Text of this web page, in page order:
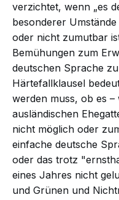
verzichtet, wenn „es
besonderer
oder nicht zumutbar
Bemühungen zum
deutschen Sprache
Härtefallklausel
werden muss, ob es –
ausländischen
nicht möglich oder
einfache deutsche
oder das trotz
eines Jahres nicht
und Grünen und